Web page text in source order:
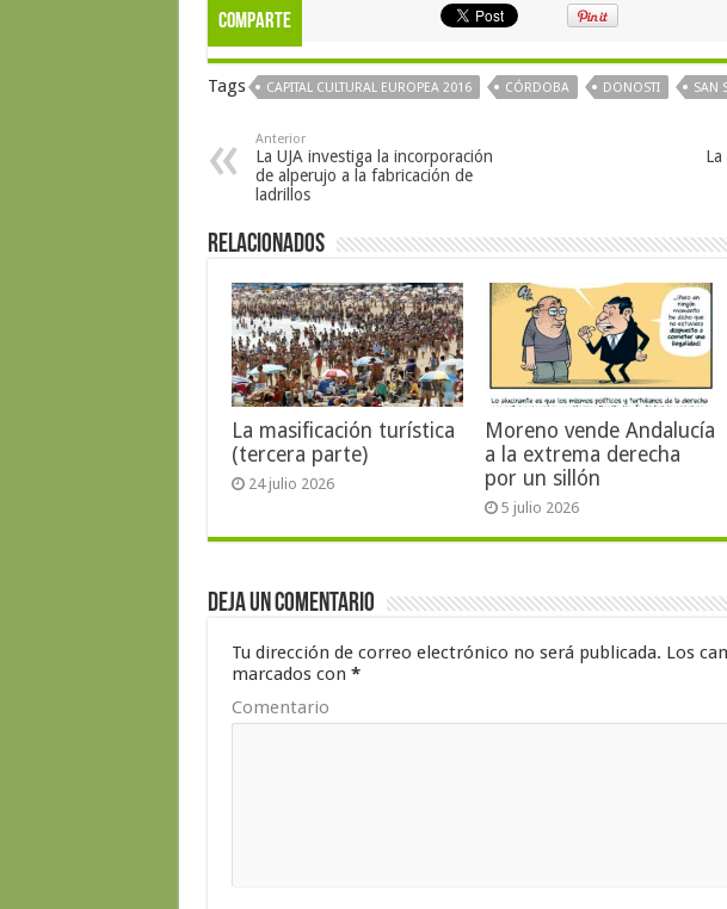
Comparte
Tags CAPITAL CULTURAL EUROPEA 2016 CÓRDOBA DONOSTI SAN
Anterior
La UJA investiga la incorporación
de alperujo a la fabricación de
ladrillos
Relacionados
La masificación turística
(tercera parte)
24 julio 2026
Moreno vende Andalucía
a la extrema derecha
por un sillón
5 julio 2026
Deja un comentario
Tu dirección de correo electrónico no será publicada. Los
marcados con *
Comentario